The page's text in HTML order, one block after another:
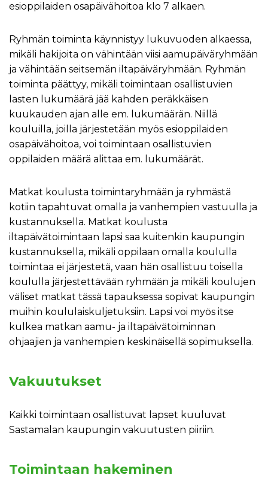
esioppilaiden osapäivähoitoa klo 7 alkaen.
Ryhmän toiminta käynnistyy lukuvuoden alkaessa,
mikäli hakijoita on vähintään viisi aamupäiväryhmään
ja vähintään seitsemän iltapäiväryhmään. Ryhmän
toiminta päättyy, mikäli toimintaan osallistuvien
lasten lukumäärä jää kahden peräkkäisen
kuukauden ajan alle em. lukumäärän. Niillä
kouluilla, joilla järjestetään myös esioppilaiden
osapäivähoitoa, voi toimintaan osallistuvien
oppilaiden määrä alittaa em. lukumäärät.
Matkat koulusta toimintaryhmään ja ryhmästä
kotiin tapahtuvat omalla ja vanhempien vastuulla ja
kustannuksella. Matkat koulusta
iltapäivätoimintaan lapsi saa kuitenkin kaupungin
kustannuksella, mikäli oppilaan omalla koululla
toimintaa ei järjestetä, vaan hän osallistuu toisella
koululla järjestettävään ryhmään ja mikäli koulujen
väliset matkat tässä tapauksessa sopivat kaupungin
muihin koululaiskuljetuksiin. Lapsi voi myös itse
kulkea matkan aamu- ja iltapäivätoiminnan
ohjaajien ja vanhempien keskinäisellä sopimuksella.
Vakuutukset
Kaikki toimintaan osallistuvat lapset kuuluvat
Sastamalan kaupungin vakuutusten piiriin.
Toimintaan hakeminen